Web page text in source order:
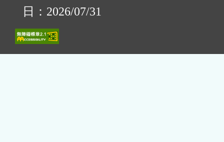
日：2026/07/31